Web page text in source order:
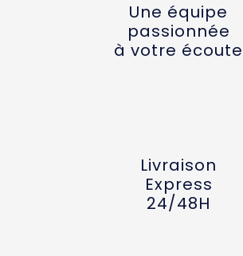
Une équipe
passionnée
à votre écoute
Livraison
Express
24/48H